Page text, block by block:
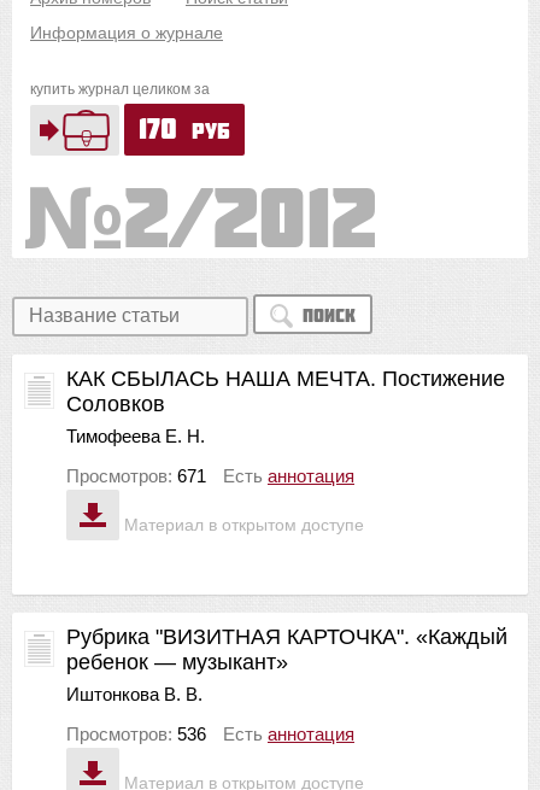
Информация о журнале
купить журнал целиком за
170 руб
2/2012
Поиск
Материал в открытом доступе
КАК СБЫЛАСЬ НАША МЕЧТА. Постижение
Соловков
Тимофеева Е. Н.
Просмотров: 671 Есть аннотация
Материал в открытом доступе
Рубрика "ВИЗИТНАЯ КАРТОЧКА". «Каждый
ребенок — музыкант»
Иштонкова В. В.
Просмотров: 536 Есть аннотация